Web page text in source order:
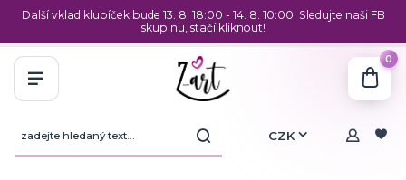
Další vklad klubíček bude 13. 8. 18:00 - 14. 8. 10:00. Sledujte naši FB
skupinu, stačí kliknout!
CZK
0